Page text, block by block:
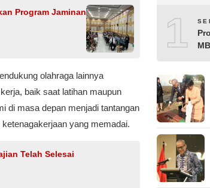
Program Jaminan
olahraga lainnya
baik saat latihan maupun
di masa depan menjadi tantangan
yang memadai.
Telah Selesai